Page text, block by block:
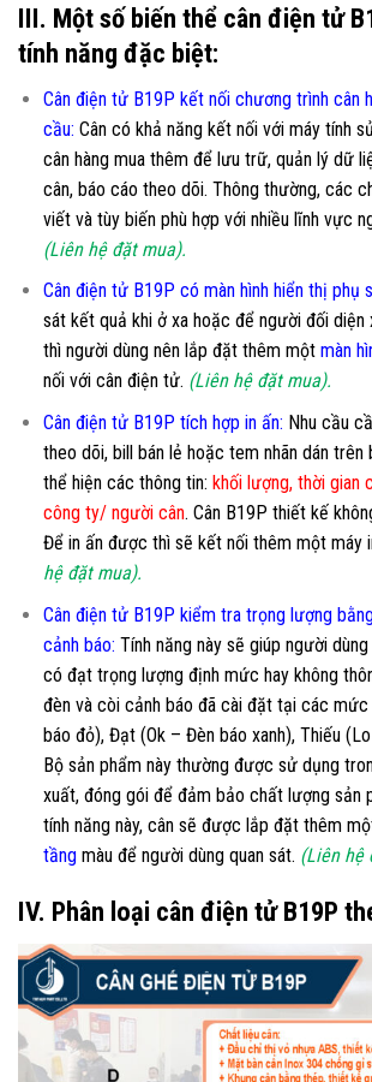
III. Một số biến thể cân điện tử
tính năng đặc biệt:
Cân điện tử B19P kết nối chương trình cân
cầu: Cân có khả năng kết nối với máy tính
cân hàng mua thêm để lưu trữ, quản lý dữ
cân, báo cáo theo dõi. Thông thường, các
viết và tùy biến phù hợp với nhiều lĩnh vực
(Liên hệ đặt mua).
Cân điện tử B19P có màn hình hiển thị phụ
sát kết quả khi ở xa hoặc để người đối
thì người dùng nên lắp đặt thêm một màn
nối với cân điện tử. (Liên hệ đặt mua).
Cân điện tử B19P tích hợp in ấn: Nhu cầu
theo dõi, bill bán lẻ hoặc tem nhãn dán trên
thể hiện các thông tin: khối lượng, thời gian
công ty/ người cân. Cân B19P thiết kế
Để in ấn được thì sẽ kết nối thêm một máy
hệ đặt mua).
Cân điện tử B19P kiểm tra trọng lượng
cảnh báo: Tính năng này sẽ giúp người
có đạt trọng lượng định mức hay không
đèn và còi cảnh báo đã cài đặt tại các
báo đỏ), Đạt (Ok – Đèn báo xanh), Thiếu
Bộ sản phẩm này thường được sử dụng
xuất, đóng gói để đảm bảo chất lượng sản
tính năng này, cân sẽ được lắp đặt thêm
tầngmàu để người dùng quan sát. (Liên hệ
IV. Phân loại cân điện tử B19P